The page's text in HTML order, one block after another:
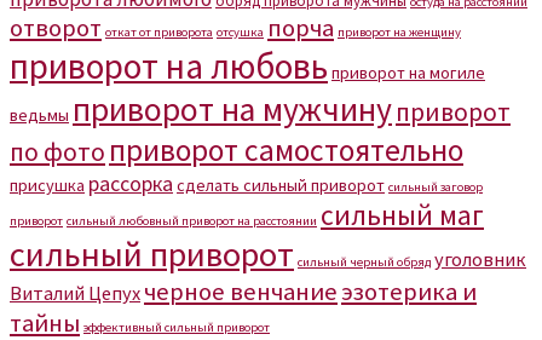
отворот откат от приворота отсушка порча приворот на женщину
приворот на любовь приворот на могиле
ведьмы приворот на мужчинуприворот
по фото приворот самостоятельно
присушка рассорка сделать сильный приворот сильный заговор
приворот сильный любовный приворот на расстоянии сильный маг
сильный приворот сильный черный обряд уголовник
Виталий Цепух черное венчаниеэзотерика и
тайны эффективный сильный приворот